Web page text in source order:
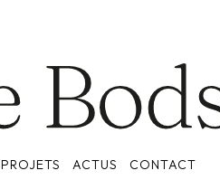
PROJETS ACTUS CONTACT